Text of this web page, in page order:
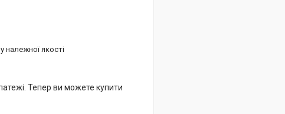
належної якості
Тепер ви можете купити